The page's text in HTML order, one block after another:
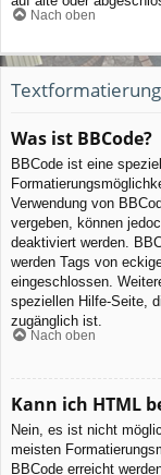
Nach oben
Was ist BBCode?
BBCode ist eine
Verwendung von
vergeben, können
deaktiviert werden.
werden Tags von
eingeschlossen.
speziellen Hilfe-Seite,
zugänglich ist.
Nach oben
Kann ich HTML
Nein, es ist nicht
meisten
BBCode erreicht